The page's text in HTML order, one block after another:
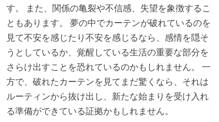
す。 また、関係の亀裂や不信感、失望を象徴するこ
ともあります。 夢の中でカーテンが破れているのを
見て不安を感じたり不安を感じるなら、感情を隠そ
うとしているか、覚醒している生活の重要な部分を
さらけ出すことを恐れているのかもしれません。 一
方で、破れたカーテンを見てまだ驚くなら、それは
ルーティンから抜け出し、新たな始まりを受け入れ
る準備ができている証拠かもしれません。